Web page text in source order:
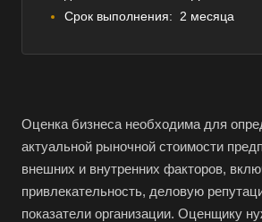
Срок выполнения:
2 месяца
Оценка бизнеса необходима для
актуальной рыночной стоимости
внешних и внутренних факторов,
привлекательность, деловую
показатели организации. Оценщику